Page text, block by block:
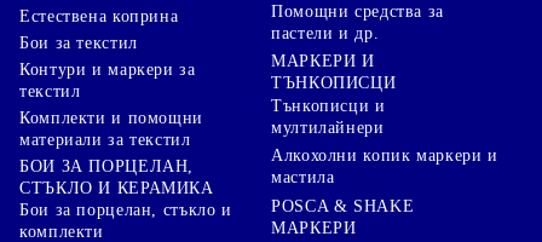
Естествена коприна
Бои за текстил
Контури и маркери за
текстил
Комплекти и помощни
материали за текстил
БОИ ЗА ПОРЦЕЛАН,
СТЪКЛО И КЕРАМИКА
Бои за порцелан, стъкло и
комплекти
Помощни средства за
пастели и др.
МАРКЕРИ И
ТЪНКОПИСЦИ
Тънкописци и
мултилайнери
Алкохолни копик маркери и
мастила
POSCA & SHAKE
МАРКЕРИ